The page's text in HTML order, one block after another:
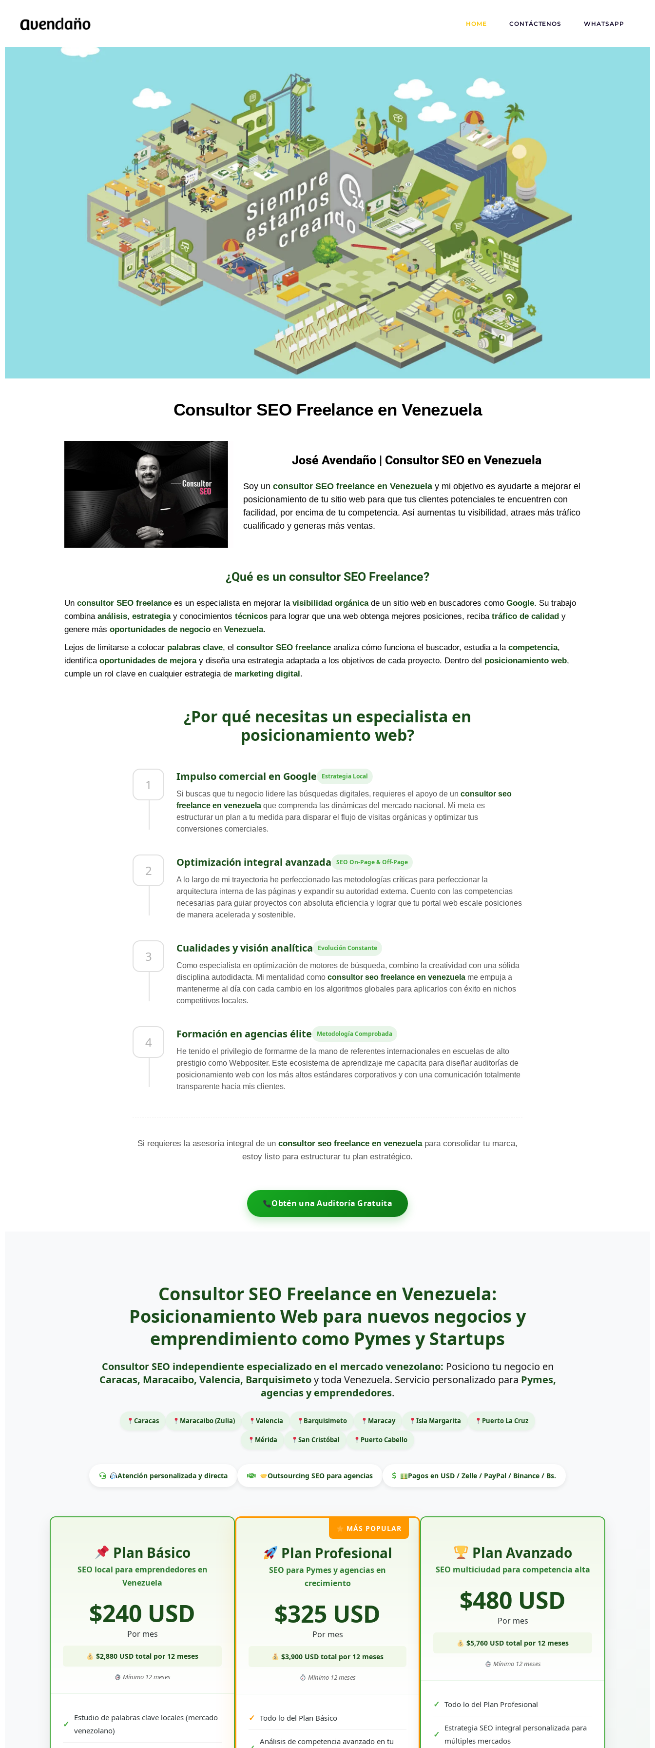
HOME CONTÁCTENOS WHATSAPP
Consultor SEO Freelance en Venezuela
José Avendaño | Consultor SEO en Venezuela
Soy un consultor SEO freelance en Venezuelay mi objetivo es ayudarte a mejorar el
posicionamiento de tu sitio web para que tus clientes potenciales te encuentren con
facilidad, por encima de tu competencia. Así aumentas tu visibilidad, atraes más tráfico
cualificado y generas más ventas.
¿Qué es un consultor SEO Freelance?
Un consultor SEO freelance es un especialista en mejorar la visibilidad orgánicade un sitio web en buscadores como Google. Su trabajo
combina análisis, estrategiay conocimientos técnicos para lograr que una web obtenga mejores posiciones, reciba tráfico de calidad y
genere más oportunidades de negocio en Venezuela.
Lejos de limitarse a colocar palabras clave, el consultor SEO freelance analiza cómo funciona el buscador, estudia a la competencia,
identifica oportunidades de mejoray diseña una estrategia adaptada a los objetivos de cada proyecto. Dentro del posicionamiento web,
cumple un rol clave en cualquier estrategia de marketing digital .
¿Por qué necesitas un especialista en
posicionamiento web?
1
Impulso comercial en Google Estrategia Local
Si buscas que tu negocio lidere las búsquedas digitales, requieres el apoyo de un consultor seo
freelance en venezuela que comprenda las dinámicas del mercado nacional. Mi meta es
estructurar un plan a tu medida para disparar el flujo de visitas orgánicas y optimizar tus
conversiones comerciales.
2
Optimización integral avanzada SEO On-Page & Off-Page
A lo largo de mi trayectoria he perfeccionado las metodologías críticas para perfeccionar la
arquitectura interna de las páginas y expandir su autoridad externa. Cuento con las competencias
necesarias para guiar proyectos con absoluta eficiencia y lograr que tu portal web escale posiciones
de manera acelerada y sostenible.
3
Cualidades y visión analítica Evolución Constante
Como especialista en optimización de motores de búsqueda, combino la creatividad con una sólida
disciplina autodidacta. Mi mentalidad como consultor seo freelance en venezuela me empuja a
mantenerme al día con cada cambio en los algoritmos globales para aplicarlos con éxito en nichos
competitivos locales.
4
Formación en agencias élite Metodología Comprobada
He tenido el privilegio de formarme de la mano de referentes internacionales en escuelas de alto
prestigio como Webpositer. Este ecosistema de aprendizaje me capacita para diseñar auditorías de
posicionamiento web con los más altos estándares corporativos y con una comunicación totalmente
transparente hacia mis clientes.
Si requieres la asesoría integral de un consultor seo freelance en venezuelapara consolidar tu marca,
estoy listo para estructurar tu plan estratégico.
Obtén una Auditoría Gratuita
Consultor SEO Freelance en Venezuela:
Posicionamiento Web para nuevos negocios y
emprendimiento como Pymes y Startups
Consultor SEO independiente especializado en el mercado venezolano: Posiciono tu negocio en
Caracas, Maracaibo, Valencia, Barquisimetoy toda Venezuela. Servicio personalizado para Pymes,
agencias y emprendedores.
Caracas Maracaibo (Zulia) Valencia Barquisimeto Maracay Isla Margarita Puerto La Cruz
Mérida San Cristóbal Puerto Cabello
Atención personalizada y directa Outsourcing SEO para agencias Pagos en USD / Zelle / PayPal / Binance / Bs.
Plan Básico
SEO local para emprendedores en
Venezuela
$240 USD
Por mes
$2,880 USD total por 12 meses
Mínimo 12 meses
Estudio de palabras clave locales (mercado
venezolano)
MÁS POPULAR
Plan Profesional
SEO para Pymes y agencias en
crecimiento
$325 USD
Por mes
$3,900 USD total por 12 meses
Mínimo 12 meses
Todo lo del Plan Básico
Análisis de competencia avanzado en tu
Plan Avanzado
SEO multiciudad para competencia alta
$480 USD
Por mes
$5,760 USD total por 12 meses
Mínimo 12 meses
Todo lo del Plan Profesional
Estrategia SEO integral personalizada para
múltiples mercados